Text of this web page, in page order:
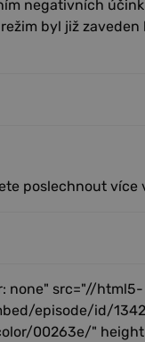
negativních
byl již
poslechnout více
none" src="//html5-
episode/id/
00263e/"